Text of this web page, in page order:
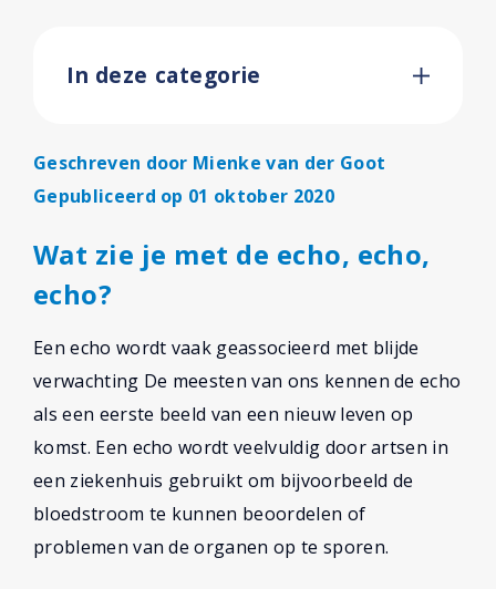
In deze categorie
Geschreven door Mienke van der Goot
Gepubliceerd op 01 oktober 2020
Wat zie je met de echo, echo,
echo?
Een echo wordt vaak geassocieerd met blijde
verwachting De meesten van ons kennen de echo
als een eerste beeld van een nieuw leven op
komst. Een echo wordt veelvuldig door artsen in
een ziekenhuis gebruikt om bijvoorbeeld de
bloedstroom te kunnen beoordelen of
problemen van de organen op te sporen.